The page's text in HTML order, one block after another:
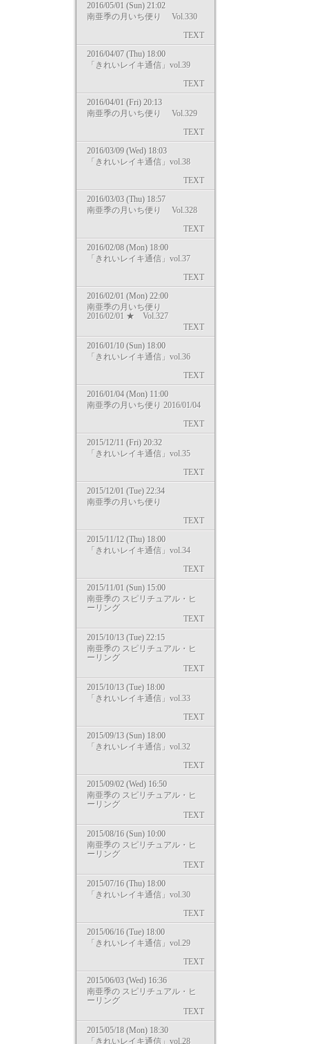
2016/05/01 (Sun) 21:02
南亜季の月いち便り Vol.330
TEXT
2016/04/07 (Thu) 18:00
「きれいレイキ通信」vol.39
TEXT
2016/04/01 (Fri) 20:13
南亜季の月いち便り Vol.329
TEXT
2016/03/09 (Wed) 18:03
「きれいレイキ通信」vol.38
TEXT
2016/03/03 (Thu) 18:57
南亜季の月いち便り Vol.328
TEXT
2016/02/08 (Mon) 18:00
「きれいレイキ通信」vol.37
TEXT
2016/02/01 (Mon) 22:00
南亜季の月いち便り
2016/02/01 ★ Vol.327
TEXT
2016/01/10 (Sun) 18:00
「きれいレイキ通信」vol.36
TEXT
2016/01/04 (Mon) 11:00
南亜季の月いち便り 2016/01/04
TEXT
2015/12/11 (Fri) 20:32
「きれいレイキ通信」vol.35
TEXT
2015/12/01 (Tue) 22:34
南亜季の月いち便り
TEXT
2015/11/12 (Thu) 18:00
「きれいレイキ通信」vol.34
TEXT
2015/11/01 (Sun) 15:00
南亜季の スピリチュアル・ヒ
ーリング
TEXT
2015/10/13 (Tue) 22:15
南亜季の スピリチュアル・ヒ
ーリング
TEXT
2015/10/13 (Tue) 18:00
「きれいレイキ通信」vol.33
TEXT
2015/09/13 (Sun) 18:00
「きれいレイキ通信」vol.32
TEXT
2015/09/02 (Wed) 16:50
南亜季の スピリチュアル・ヒ
ーリング
TEXT
2015/08/16 (Sun) 10:00
南亜季の スピリチュアル・ヒ
ーリング
TEXT
2015/07/16 (Thu) 18:00
「きれいレイキ通信」vol.30
TEXT
2015/06/16 (Tue) 18:00
「きれいレイキ通信」vol.29
TEXT
2015/06/03 (Wed) 16:36
南亜季の スピリチュアル・ヒ
ーリング
TEXT
2015/05/18 (Mon) 18:30
「きれいレイキ通信」vol.28